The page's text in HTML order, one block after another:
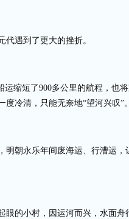
代遇到了更大的挫折。
运缩短了900多公里的航程，也
冷清，只能无奈地“望河兴叹”。
明朝永乐年间废海运、行漕运
眼的小村，因运河而兴，水面